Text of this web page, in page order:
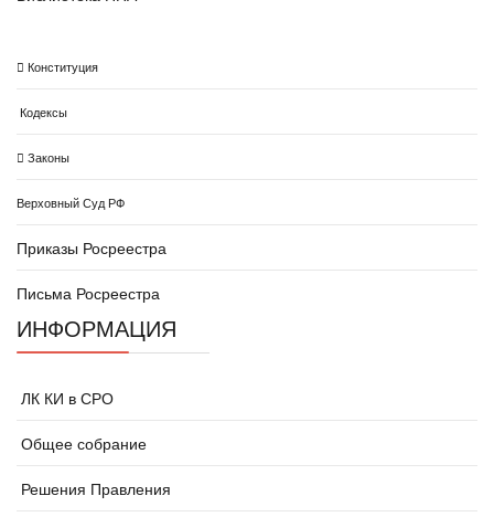
Конституция
Кодексы
Законы
Верховный Суд РФ
Приказы Росреестра
Письма Росреестра
ИНФОРМАЦИЯ
ЛК КИ в СРО
Общее собрание
Решения Правления